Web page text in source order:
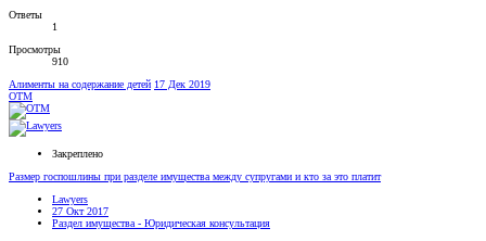
Ответы
1
Просмотры
910
Алименты на содержание детей 17 Дек 2019
OTM
Закреплено
Размер госпошлины при разделе имущества между супругами и кто за это платит
Lawyers
27 Окт 2017
Раздел имущества - Юридическая консультация